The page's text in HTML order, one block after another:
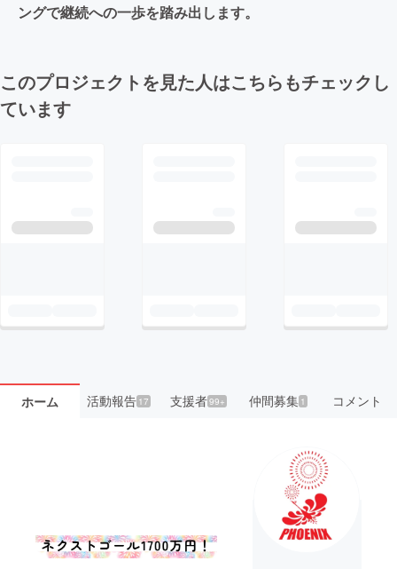
ングで継続への一歩を踏み出します。
このプロジェクトを見た人はこちらもチェックし
ています
ホーム 活動報告17 支援者99+ 仲間募集 1 コメント